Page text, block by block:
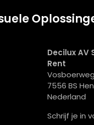
Decilux AV
Rent
7556 BS
Nederland
Schrijf je in